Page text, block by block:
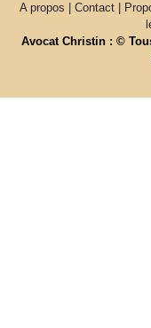
A propos | Contact |
Avocat Christin : ©